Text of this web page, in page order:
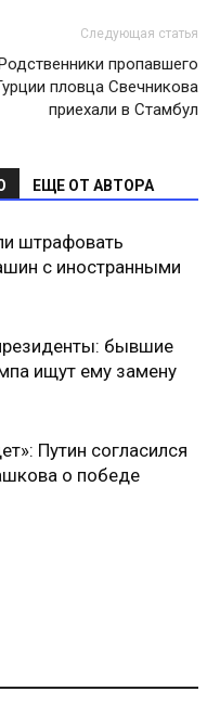
Следующая статья
пропавшего
пловца Свечникова
приехали в Стамбул
ЕЩЕ ОТ АВТОРА
штрафовать
с иностранными
бывшие
ищут ему замену
Путин согласился
о победе